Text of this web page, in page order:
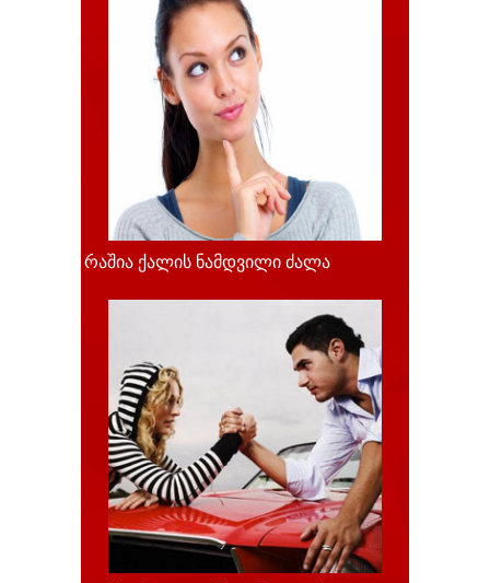
რაშია ქალის ნამდვილი ძალა